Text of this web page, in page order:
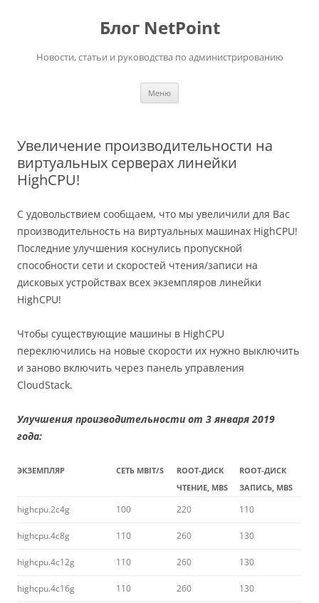
Блог NetPoint
Новости, статьи и руководства по администрированию
Меню
Увеличение производительности на
виртуальных серверах линейки
HighCPU!
С удовольствием сообщаем, что мы увеличили для Вас
производительность на виртуальных машинах HighCPU!
Последние улучшения коснулись пропускной
способности сети и скоростей чтения/записи на
дисковых устройствах всех экземпляров линейки
HighCPU!
Чтобы существующие машины в HighCPU
переключились на новые скорости их нужно выключить
и заново включить через панель управления
CloudStack.
Улучшения производительности от 3 января 2019
года:
ЭКЗЕМПЛЯР СЕТЬ MBIT/S
ROOT-ДИСК
ЧТЕНИЕ, MBS
ROOT-ДИСК
ЗАПИСЬ, MBS
highcpu.2c4g 100 220 110
highcpu.4c8g 110 260 130
highcpu.4c12g 110 260 130
highcpu.4c16g 110 260 130